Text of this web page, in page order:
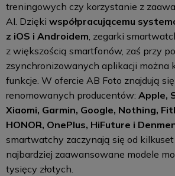
treningowych czy korzystanie z
AI. Dzięki współpracującemu
z iOS i Androidem, zegarki
z większością smartfonów, zaś przy
zsynchronizowanych aplikacji można
funkcje. W ofercie AB Foto znajdują
renomowanych producentów: Apple,
Xiaomi, Garmin, Google, Nothing,
HONOR, OnePlus, HiFuture i
smartwatchy zaczynają się od kilkuset
najbardziej zaawansowane modele
tysięcy złotych.